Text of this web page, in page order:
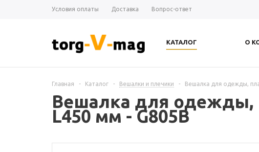
Условия оплаты Доставка Вопрос-ответ
КАТАЛОГ О
Главная - Каталог - Вешалки и плечики - Вешалка для одежды,
Вешалка для одежды,
L450 мм - G805B